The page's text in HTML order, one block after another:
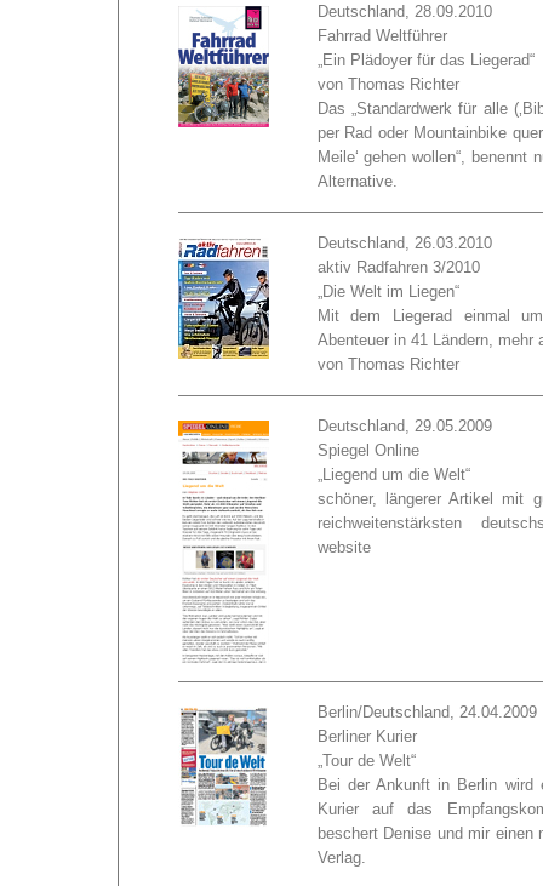
Deutschland, 28.09.2010
Fahrrad Weltführer
„Ein Plädoyer für das Liegerad“
von Thomas Richter
Das „Standardwerk für alle
per Rad oder Mountainbike
Meile‘ gehen wollen“, benennt
Alternative.
Deutschland, 26.03.2010
aktiv Radfahren 3/2010
„Die Welt im Liegen“
Mit dem Liegerad einmal
Abenteuer in 41 Ländern, mehr
von Thomas Richter
Deutschland, 29.05.2009
Spiegel Online
„Liegend um die Welt“
schöner, längerer Artikel mit
reichweitenstärksten
website
Berlin/Deutschland, 24.04.2009
Berliner Kurier
„Tour de Welt“
Bei der Ankunft in Berlin wird
Kurier auf das
beschert Denise und mir einen
Verlag.